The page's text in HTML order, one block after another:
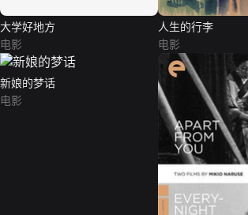
大学好地方
电影
人生的行李
电影
新娘的梦话
电影